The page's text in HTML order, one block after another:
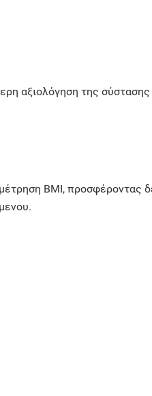
αξιολόγηση της
BMI, προσφέροντας